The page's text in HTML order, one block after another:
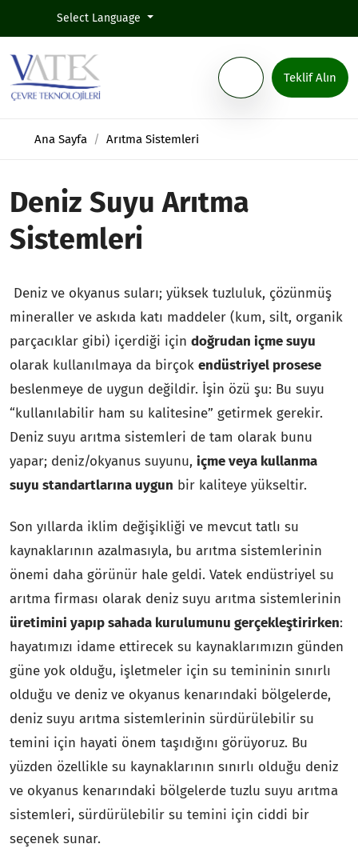
Select Language
Teklif Alın
Ana Sayfa Arıtma Sistemleri
Deniz Suyu Arıtma
Sistemleri
Deniz ve okyanus suları; yüksek tuzluluk, çözünmüş
mineraller ve askıda katı maddeler (kum, silt, organik
parçacıklar gibi) içerdiği için doğrudan içme suyu
olarak kullanılmaya da birçok endüstriyel prosese
beslenmeye de uygun değildir. İşin özü şu: Bu suyu
“kullanılabilir ham su kalitesine” getirmek gerekir.
Deniz suyu arıtma sistemleri de tam olarak bunu
yapar; deniz/okyanus suyunu, içme veya kullanma
suyu standartlarına uygun bir kaliteye yükseltir.
Son yıllarda iklim değişikliği ve mevcut tatlı su
kaynaklarının azalmasıyla, bu arıtma sistemlerinin
önemi daha görünür hale geldi. Vatek endüstriyel su
arıtma firması olarak deniz suyu arıtma sistemlerinin
üretimini yapıp sahada kurulumunu gerçekleştirirken:
hayatımızı idame ettirecek su kaynaklarımızın günden
güne yok olduğu, işletmeler için su temininin sınırlı
olduğu ve deniz ve okyanus kenarındaki bölgelerde,
deniz suyu arıtma sistemlerinin sürdürülebilir su
temini için hayati önem taşıdığını görüyoruz. Bu
yüzden özellikle su kaynaklarının sınırlı olduğu deniz
ve okyanus kenarındaki bölgelerde tuzlu suyu arıtma
sistemleri, sürdürülebilir su temini için ciddi bir
seçenek sunar.